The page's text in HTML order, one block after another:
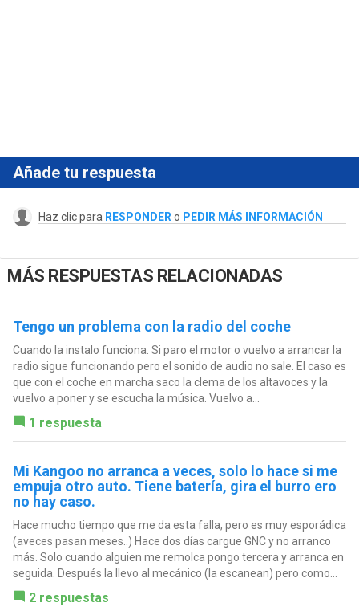
Añade tu respuesta
Haz clic para RESPONDER o PEDIR MÁS INFORMACIÓN
MÁS RESPUESTAS RELACIONADAS
Tengo un problema con la radio del coche
Cuando la instalo funciona. Si paro el motor o vuelvo a arrancar la
radio sigue funcionando pero el sonido de audio no sale. El caso es
que con el coche en marcha saco la clema de los altavoces y la
vuelvo a poner y se escucha la música. Vuelvo a...
1 respuesta
Mi Kangoo no arranca a veces, solo lo hace si me
empuja otro auto. Tiene batería, gira el burro ero
no hay caso.
Hace mucho tiempo que me da esta falla, pero es muy esporádica
(aveces pasan meses..) Hace dos días cargue GNC y no arranco
más. Solo cuando alguien me remolca pongo tercera y arranca en
seguida. Después la llevo al mecánico (la escanean) pero como...
2 respuestas